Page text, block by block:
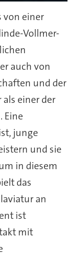
von einer
Vollmer-
auch von
und der
einer der
Eine
junge
und sie
in diesem
das
an
ist
mit